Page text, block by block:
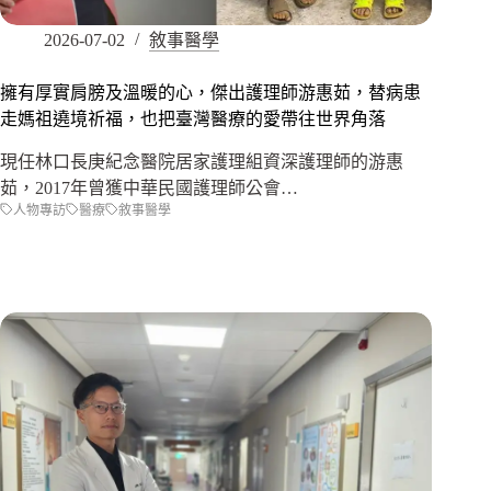
2026-07-02 敘事醫學
擁有厚實肩膀及溫暖的心，傑出護理師游惠茹，替病患
走媽祖遶境祈福，也把臺灣醫療的愛帶往世界角落
現任林口長庚紀念醫院居家護理組資深護理師的游惠
茹，2017年曾獲中華民國護理師公會…
人物專訪 醫療 敘事醫學